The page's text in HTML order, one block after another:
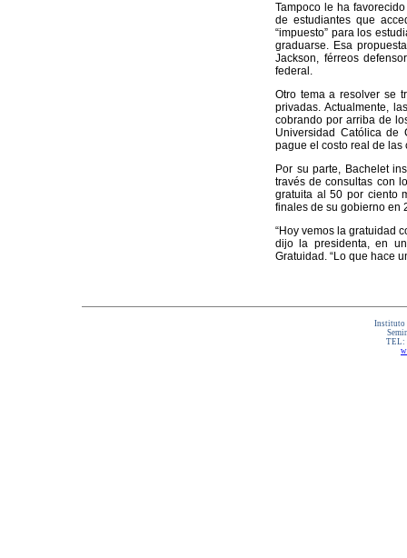
Tampoco le ha
de estudiantes que
“impuesto” para los
graduarse. Esa
Jackson, férreos
federal.
Otro tema a resolver se
privadas. Actualmente,
cobrando por arriba de
Universidad Católica de
pague el costo real de las
Por su parte, Bachelet
través de consultas con
gratuita al 50 por ciento
finales de su gobierno en
“Hoy vemos la gratuidad
dijo la presidenta, en
Gratuidad. “Lo que hace
Instituto
TEL: